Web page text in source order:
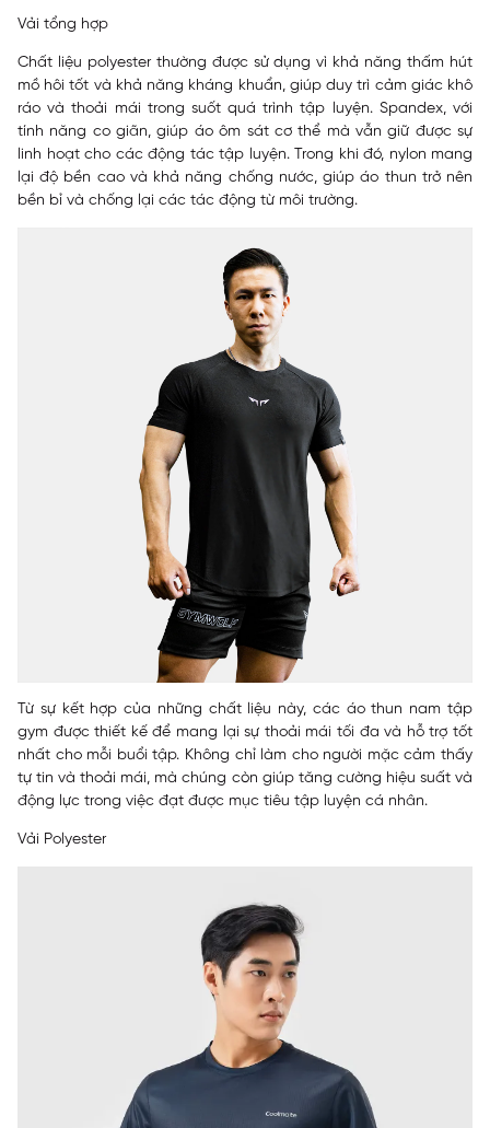
Vải tổng hợp
Chất liệu polyester thường được sử dụng vì khả năng thấm hút
mồ hôi tốt và khả năng kháng khuẩn, giúp duy trì cảm giác khô
ráo và thoải mái trong suốt quá trình tập luyện. Spandex, với
tính năng co giãn, giúp áo ôm sát cơ thể mà vẫn giữ được sự
linh hoạt cho các động tác tập luyện. Trong khi đó, nylon mang
lại độ bền cao và khả năng chống nước, giúp áo thun trở nên
bền bỉ và chống lại các tác động từ môi trường.
Từ sự kết hợp của những chất liệu này, các áo thun nam tập
gym được thiết kế để mang lại sự thoải mái tối đa và hỗ trợ tốt
nhất cho mỗi buổi tập. Không chỉ làm cho người mặc cảm thấy
tự tin và thoải mái, mà chúng còn giúp tăng cường hiệu suất và
động lực trong việc đạt được mục tiêu tập luyện cá nhân.
Vải Polyester